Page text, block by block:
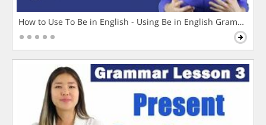
How to Use To Be in English - Using Be in English Grammar